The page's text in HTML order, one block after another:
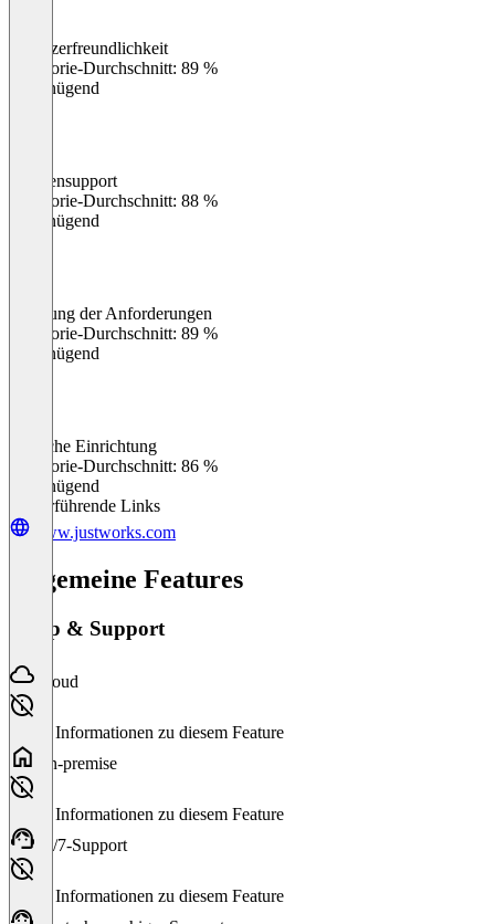
Benutzerfreundlichkeit
Kategorie-Durchschnitt: 89 %
Ungenügend
Kundensupport
Kategorie-Durchschnitt: 88 %
Ungenügend
Erfüllung der Anforderungen
Kategorie-Durchschnitt: 89 %
Ungenügend
Einfache Einrichtung
Kategorie-Durchschnitt: 86 %
Ungenügend
Weiterführende Links
www.justworks.com
Allgemeine Features
Setup & Support
Cloud
Keine Informationen zu diesem Feature
On-premise
Keine Informationen zu diesem Feature
24/7-Support
Keine Informationen zu diesem Feature